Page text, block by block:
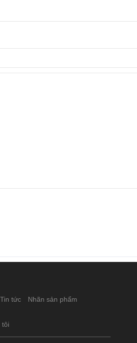
Tin tức Nhãn sản phẩm
tôi